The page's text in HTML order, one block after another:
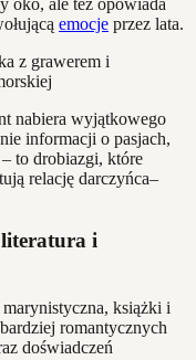
emocje przez lata.
nabiera wyjątkowego
informacji o pasjach,
to drobiazgi, które
relację darczyńca–
literatura i
książki i
romantycznych
doświadczeń